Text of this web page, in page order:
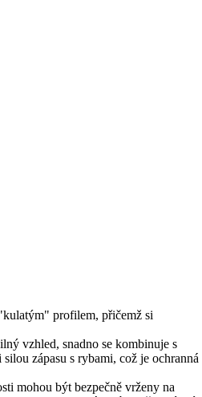
profilem, přičemž si
vzhled, snadno se kombinuje s
zápasu s rybami, což je ochranná
mohou být bezpečně vrženy na